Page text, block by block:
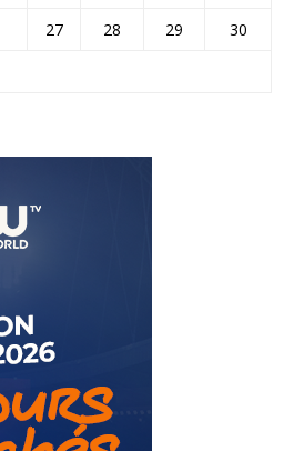
27 28 29
30